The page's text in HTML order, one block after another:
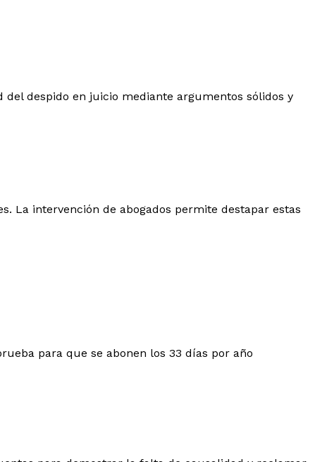
despido en juicio mediante argumentos sólidos y
La intervención de abogados permite destapar estas
para que se abonen los 33 días por año